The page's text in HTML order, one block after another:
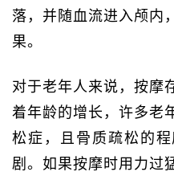
落，并随血流进入颅内
果。
对于老年人来说，按摩
着年龄的增长，许多老
松症，且骨质疏松的
剧。如果按摩时用力过